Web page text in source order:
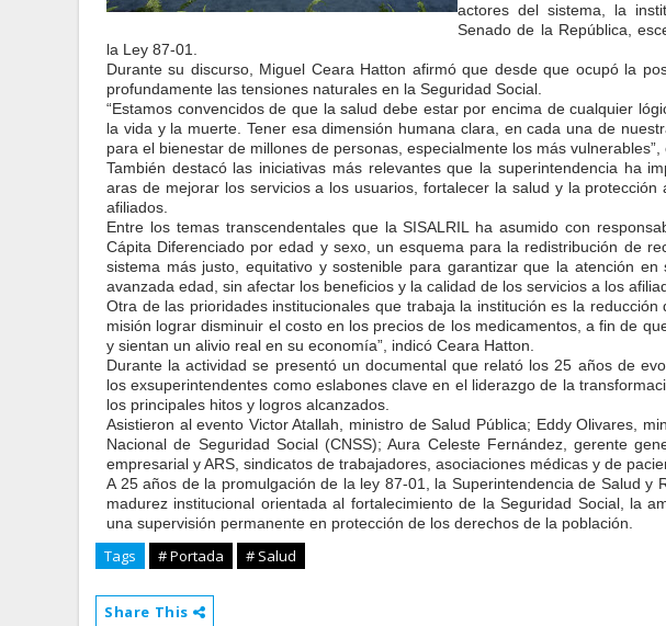
actores del sistema, la
Senado de la República,
la Ley 87-01.
Durante su discurso, Miguel Ceara Hatton afirmó que desde que ocupó la
profundamente las tensiones naturales en la Seguridad Social.
“Estamos convencidos de que la salud debe estar por encima de cualquier
la vida y la muerte. Tener esa dimensión humana clara, en cada una de
para el bienestar de millones de personas, especialmente los más vulnerables”,
También destacó las iniciativas más relevantes que la superintendencia ha
aras de mejorar los servicios a los usuarios, fortalecer la salud y la
afiliados.
Entre lostemas transcendentales que la SISALRIL ha asumido con
Cápita Diferenciado por edad y sexo, un esquema para la redistribución de
sistema más justo, equitativo y sostenible para garantizar que la atención
avanzada edad, sin afectar los beneficios y la calidad de los servicios a los
Otra de las prioridades institucionales que trabaja la institución es la reducción
misión lograr disminuir el costo en los precios de los medicamentos, a fin de
y sientan un alivio real en su economía”, indicó Ceara Hatton.
Durante la actividad se presentó un documental que relató los 25 años de
los exsuperintendentes como eslabones clave en el liderazgo de la
los principales hitos y logros alcanzados.
Asistieron al evento Victor Atallah, ministro de Salud Pública; Eddy Olivares,
Nacional de Seguridad Social (CNSS); Aura Celeste Fernández, gerente
empresarial y ARS, sindicatos de trabajadores, asociaciones médicas y de
A 25 años de la promulgación de la ley 87-01, la Superintendencia de Salud y
madurez institucional orientada al fortalecimiento de la Seguridad Social, la
una supervisión permanente en protección de los derechos de la población.
Tags # Portada # Salud
Share This